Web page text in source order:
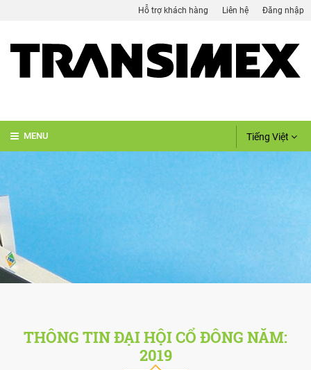
Đăng nhập
Liên hệ
Hỗ trợ khách hàng
Tiếng Việt
THÔNG TIN ĐẠI HỘI CỔ ĐÔNG NĂM:
2019